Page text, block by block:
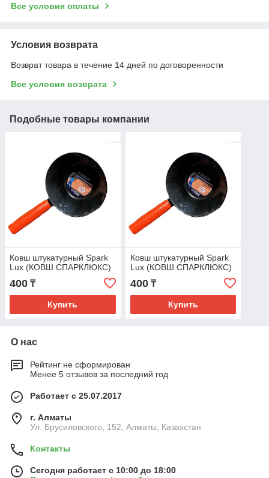
Все условия оплаты
Условия возврата
Возврат товара в течение 14 дней по договоренности
Все условия возврата
Подобные товары компании
Ковш штукатурный Spark
Lux (КОВШ СПАРКЛЮКС)
400 ₸
Купить
Ковш штукатурный Spark
Lux (КОВШ СПАРКЛЮКС)
400₸
Купить
О нас
Рейтинг не сформирован
Менее 5 отзывов за последний год
Работает с 25.07.2017
г. Алматы
Ул. Брусиловского, 152, Алматы, Казахстан
Контакты
Сегодня работает с 10:00 до 18:00